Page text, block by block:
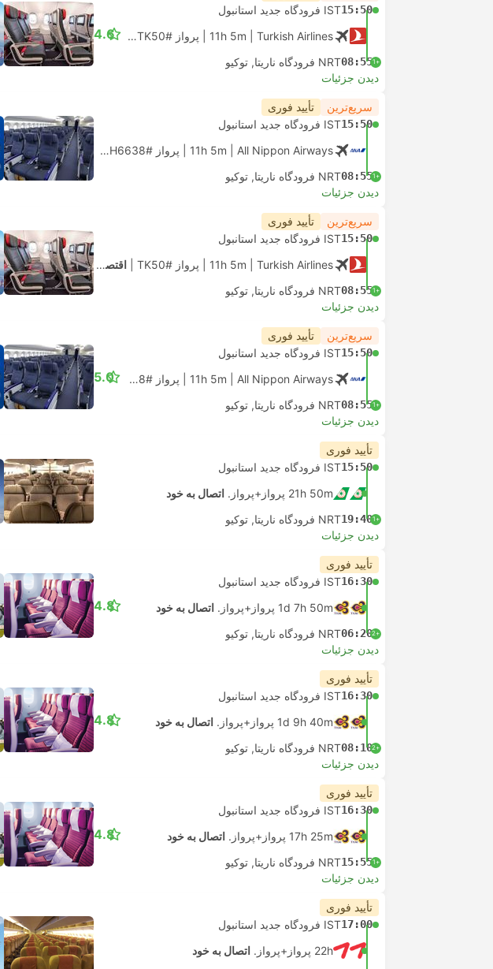
15:50IST فرودگاه جدید استانبول
11h 5m | Turkish Airlines پرواز #TK50 | اقتصادی
+1
08:55NRT فرودگاه ناریتا, توکیو
4.6
دیدن جزئیات
سریع‌ترین تأیید فوری
15:50IST فرودگاه جدید استانبول
11h 5m | All Nippon Airways پرواز #NH6638 | اقتصادی
+1
08:55NRT فرودگاه ناریتا, توکیو
دیدن جزئیات
سریع‌ترین تأیید فوری
15:50IST فرودگاه جدید استانبول
11h 5m | Turkish Airlines پرواز #TK50 اقتصادی
+1
08:55NRT فرودگاه ناریتا, توکیو
دیدن جزئیات
سریع‌ترین تأیید فوری
15:50IST فرودگاه جدید استانبول
11h 5m | All Nippon Airways پرواز #NH6638 | اقتصادی
+1
08:55NRT فرودگاه ناریتا, توکیو
5.0
دیدن جزئیات
تأیید فوری
15:50IST فرودگاه جدید استانبول
21h 50m پرواز+پرواز.
اتصال به خود
+1
19:40NRT فرودگاه ناریتا, توکیو
دیدن جزئیات
تأیید فوری
16:30IST فرودگاه جدید استانبول
1d 7h 50m پرواز+پرواز.
اتصال به خود
+2
06:20NRT فرودگاه ناریتا, توکیو
4.8
دیدن جزئیات
تأیید فوری
16:30IST فرودگاه جدید استانبول
1d 9h 40m پرواز+پرواز.
اتصال به خود
+2
08:10NRT فرودگاه ناریتا, توکیو
4.8
دیدن جزئیات
تأیید فوری
16:30IST فرودگاه جدید استانبول
17h 25m پرواز+پرواز.
اتصال به خود
+1
15:55NRT فرودگاه ناریتا, توکیو
4.8
دیدن جزئیات
تأیید فوری
17:00IST فرودگاه جدید استانبول
22h پرواز+پرواز.
اتصال به خود